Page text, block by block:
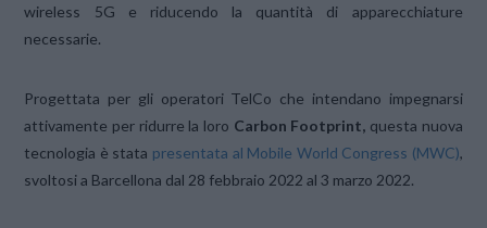
wireless 5G e riducendo la quantità di apparecchiature
necessarie.
Progettata per gli operatori TelCo che intendano impegnarsi
attivamente per ridurre la loro Carbon Footprint, questa nuova
tecnologia è stata presentata al Mobile World Congress (MWC),
svoltosi a Barcellona dal 28 febbraio 2022 al 3 marzo 2022.